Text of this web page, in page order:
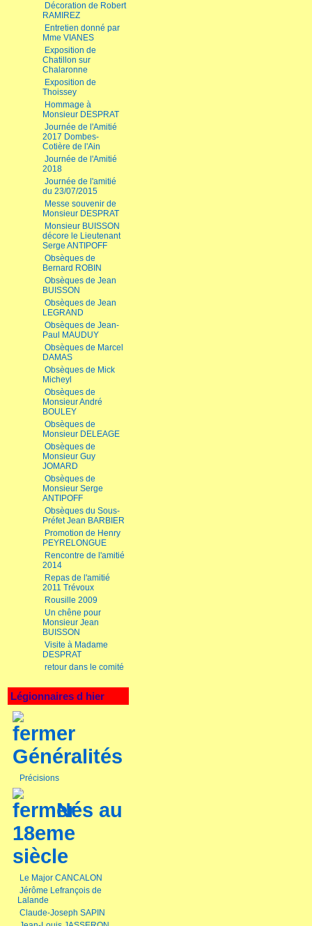
Décoration de Robert
RAMIREZ
Entretien donné par
Mme VIANES
Exposition de
Chatillon sur
Chalaronne
Exposition de
Thoissey
Hommage à
Monsieur DESPRAT
Journée de l'Amitié
2017 Dombes-
Cotière de l'Ain
Journée de l'Amitié
2018
Journée de l'amitié
du 23/07/2015
Messe souvenir de
Monsieur DESPRAT
Monsieur BUISSON
décore le Lieutenant
Serge ANTIPOFF
Obsèques de
Bernard ROBIN
Obsèques de Jean
BUISSON
Obsèques de Jean
LEGRAND
Obsèques de Jean-
Paul MAUDUY
Obsèques de Marcel
DAMAS
Obsèques de Mick
Micheyl
Obsèques de
Monsieur André
BOULEY
Obsèques de
Monsieur DELEAGE
Obsèques de
Monsieur Guy
JOMARD
Obsèques de
Monsieur Serge
ANTIPOFF
Obsèques du Sous-
Préfet Jean BARBIER
Promotion de Henry
PEYRELONGUE
Rencontre de l'amitié
2014
Repas de l'amitié
2011 Trévoux
Rousille 2009
Un chêne pour
Monsieur Jean
BUISSON
Visite à Madame
DESPRAT
retour dans le comité
Légionnaires d hier
Généralités
Précisions
Nés au
18eme
siècle
Le Major CANCALON
Jérôme Lefrançois de
Lalande
Claude-Joseph SAPIN